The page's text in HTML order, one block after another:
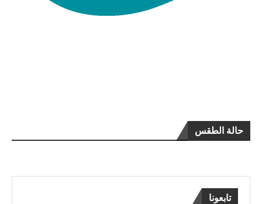
حالة الطقس
تابعونا